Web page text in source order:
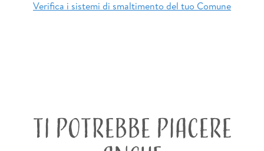
Verifica i sistemi di smaltimento del tuo Comune
TI POTREBBE PIACERE